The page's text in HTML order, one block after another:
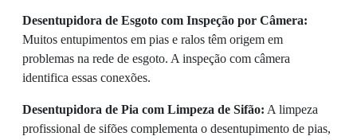
Desentupidora de Esgoto com Inspeção por Câmera:
Muitos entupimentos em pias e ralos têm origem em
problemas na rede de esgoto. A inspeção com câmera
identifica essas conexões.
Desentupidora de Pia com Limpeza de Sifão: A limpeza
profissional de sifões complementa o desentupimento de pias,